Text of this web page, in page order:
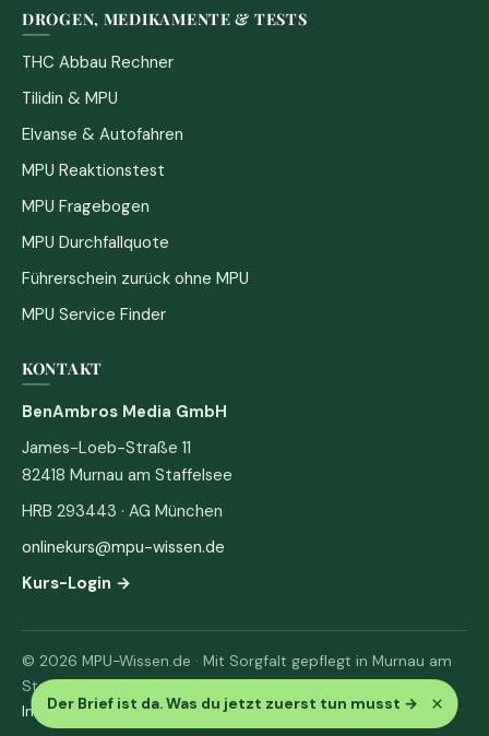
Der Brief ist da. Was du jetzt zuerst tun musst → ×
DROGEN, MEDIKAMENTE & TESTS
THC Abbau Rechner
Tilidin & MPU
Elvanse & Autofahren
MPU Reaktionstest
MPU Fragebogen
MPU Durchfallquote
Führerschein zurück ohne MPU
MPU Service Finder
KONTAKT
BenAmbros Media GmbH
James-Loeb-Straße 11
82418 Murnau am Staffelsee
HRB 293443 · AG München
onlinekurs@mpu-wissen.de
Kurs-Login →
© 2026 MPU-Wissen.de · Mit Sorgfalt gepflegt in Murnau am
Staffelsee
Impressum· Datenschutz & AGB